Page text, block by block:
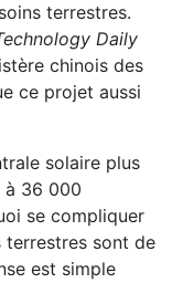
terrestres.
Daily
chinois des
ce projet aussi
solaire plus
à 36 000
se compliquer
terrestres sont de
est simple